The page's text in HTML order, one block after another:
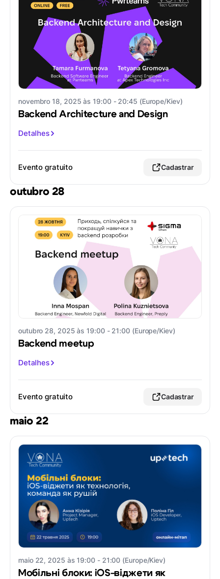
novembro 18, 2025 às 19:00 - 20:45 (Europe/Kiev)
Backend Architecture and Design
Detalhes
Evento gratuito Cadastrar
outubro 28
outubro 28, 2025 às 19:00 - 21:00 (Europe/Kiev)
Backend meetup
Detalhes
Evento gratuito Cadastrar
maio 22
maio 22, 2025 às 19:00 - 21:00 (Europe/Kiev)
Мобільні блоки: iOS-віджети як